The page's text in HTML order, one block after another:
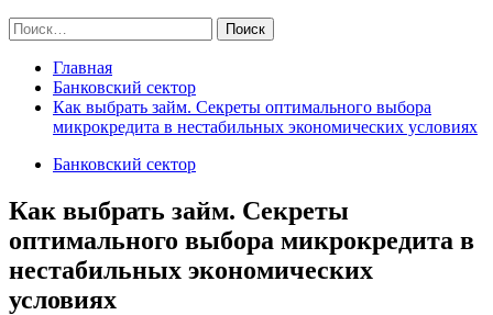
Найти:
Главная
Банковский сектор
Как выбрать займ. Секреты оптимального выбора
микрокредита в нестабильных экономических условиях
Банковский сектор
Как выбрать займ. Секреты
оптимального выбора микрокредита в
нестабильных экономических
условиях